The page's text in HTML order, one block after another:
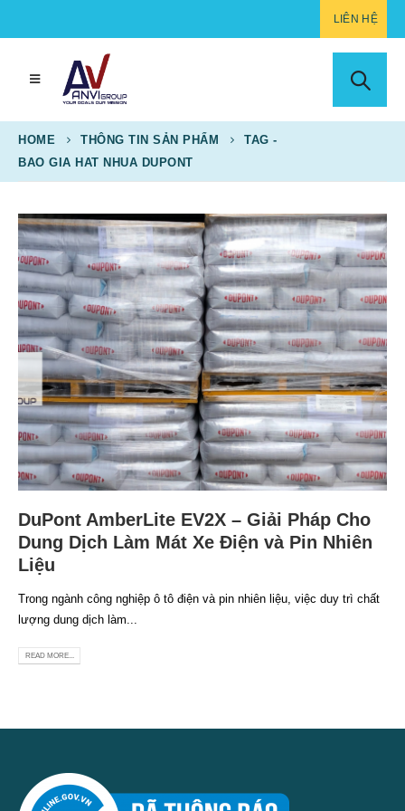
LIÊN HỆ
HOME THÔNG TIN SẢN PHẨM
TAG -
BAO GIA HAT NHUA DUPONT
DuPont AmberLite EV2X – Giải Pháp Cho
Dung Dịch Làm Mát Xe Điện và Pin Nhiên
Liệu
Trong ngành công nghiệp ô tô điện và pin nhiên liệu, việc duy trì chất
lượng dung dịch làm...
READ MORE...